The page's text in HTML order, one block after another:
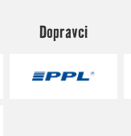
Dopravci